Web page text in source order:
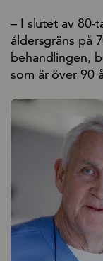
– I slutet av 80-
åldersgräns på
behandlingen,
som är över 90